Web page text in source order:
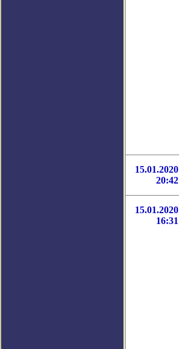
15.01.2020
20:42
15.01.2020
16:31